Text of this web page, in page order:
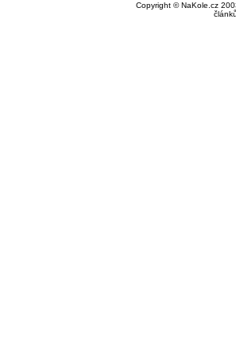
Copyright © NaKole.cz